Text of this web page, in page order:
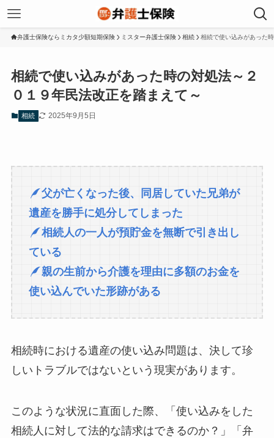
弁護士保険ならミカタ少額短期保険 ミスター弁護士保険 相続 相続で使い込みがあった
相続で使い込みがあった時の対処法～２
０１９年民法改正を踏まえて～
相続 2025年9月5日
父が亡くなった後、同居していた兄弟が
遺産を勝手に処分してしまった
相続人の一人が預貯金を無断で引き出し
ている
親の生前から介護を理由に多額のお金を
使い込んでいた形跡がある
相続時における遺産の使い込み問題は、決して珍
しいトラブルではないという現実があります。
このような状況に直面した際、「使い込みをした
相続人に対して法的な請求はできるのか？」「弁